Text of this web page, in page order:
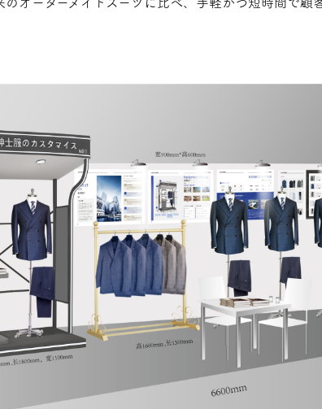
のオーダーメイドスーツに比べ、手軽かつ短時間で顧